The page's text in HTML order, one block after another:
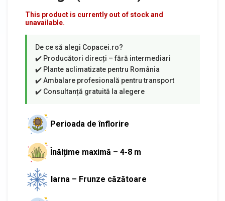
This product is currently out of stock and
unavailable.
Perioada de înflorire
Înălțime maximă – 4-8 m
Iarna – Frunze căzătoare